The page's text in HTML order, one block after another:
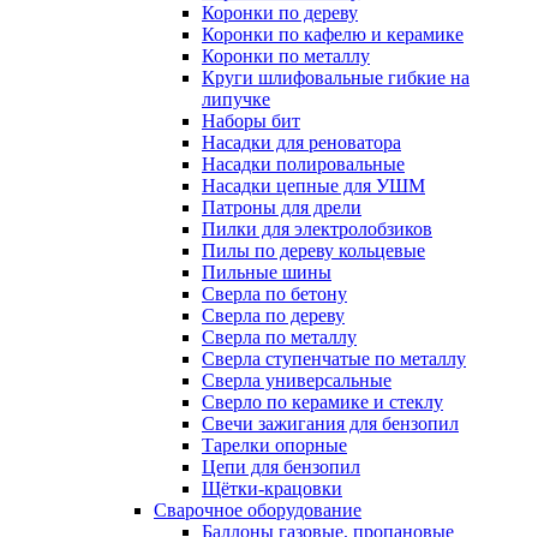
Коронки по дереву
Коронки по кафелю и керамике
Коронки по металлу
Круги шлифовальные гибкие на
липучке
Наборы бит
Насадки для реноватора
Насадки полировальные
Насадки цепные для УШМ
Патроны для дрели
Пилки для электролобзиков
Пилы по дереву кольцевые
Пильные шины
Сверла по бетону
Сверла по дереву
Сверла по металлу
Сверла ступенчатые по металлу
Сверла универсальные
Сверло по керамике и стеклу
Свечи зажигания для бензопил
Тарелки опорные
Цепи для бензопил
Щётки-крацовки
Сварочное оборудование
Баллоны газовые, пропановые